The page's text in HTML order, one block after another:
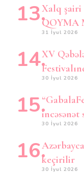
Xalq
QOYMA
31 İyul 2026
XV
30 İyul 2026
incəsənət
30 İyul 2026
keçirilir
30 İyul 2026